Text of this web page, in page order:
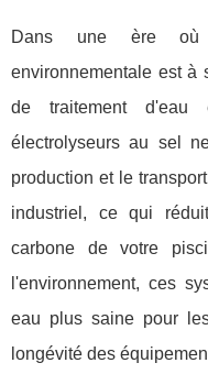
Dans une ère où
environnementale est à
de traitement d'eau
électrolyseurs au sel
production et le
industriel, ce qui
carbone de votre
l'environnement, ces
eau plus saine pour
longévité des